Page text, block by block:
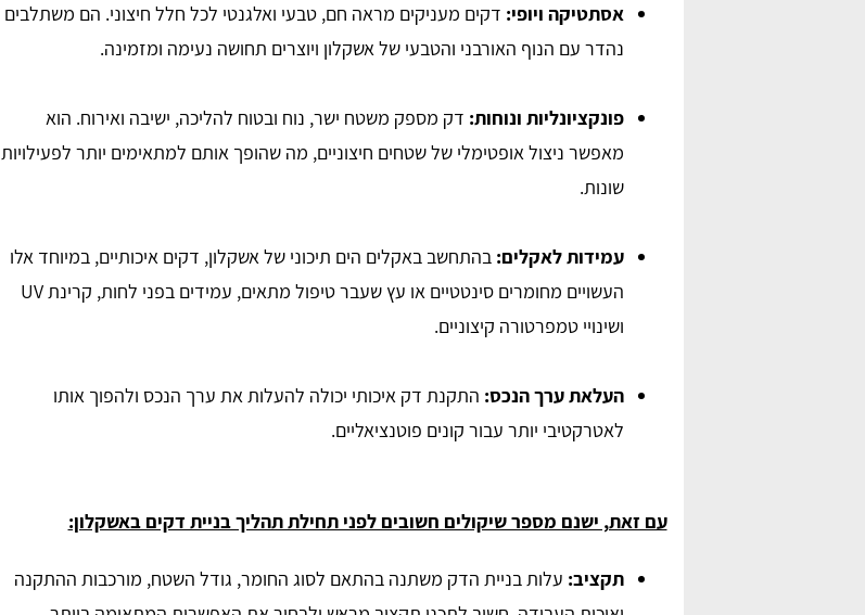
אסתטיקה ויופי: דקים מעניקים מראה חם, טבעי ואלגנטי לכל חלל חיצוני. הם משתלבים
נהדר עם הנוף האורבני והטבעי של אשקלון ויוצרים תחושה נעימה ומזמינה.
פונקציונליות ונוחות: דק מספק משטח ישר, נוח ובטוח להליכה, ישיבה ואירוח. הוא
מאפשר ניצול אופטימלי של שטחים חיצוניים, מה שהופך אותם למתאימים יותר לפעילויות
שונות.
עמידות לאקלים: בהתחשב באקלים הים תיכוני של אשקלון, דקים איכותיים, במיוחד אלו
העשויים מחומרים סינטטיים או עץ שעבר טיפול מתאים, עמידים בפני לחות, קרינת UV
ושינויי טמפרטורה קיצוניים.
העלאת ערך הנכס: התקנת דק איכותי יכולה להעלות את ערך הנכס ולהפוך אותו
לאטרקטיבי יותר עבור קונים פוטנציאליים.
עם זאת, ישנם מספר שיקולים חשובים לפני תחילת תהליך בניית דקים באשקלון:
תקציב: עלות בניית הדק משתנה בהתאם לסוג החומר, גודל השטח, מורכבות ההתקנה